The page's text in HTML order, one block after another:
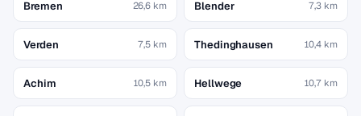
Bremen 26,6 km Blender 7,3 km
Verden 7,5 km Thedinghausen 10,4 km
Achim 10,5 km Hellwege 10,7 km